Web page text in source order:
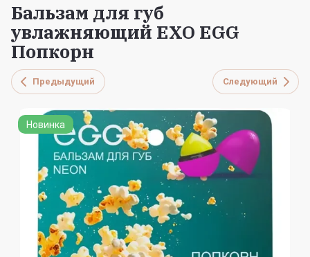
Бальзам для губ
увлажняющий EXO EGG
Попкорн
Предыдущий Следующий
Новинка